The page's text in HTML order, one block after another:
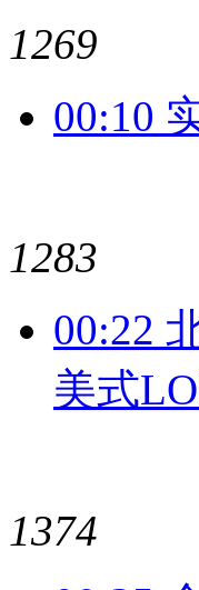
1269
00:10
1283
00:22
美式
1374